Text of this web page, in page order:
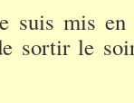
suis mis en
sortir le